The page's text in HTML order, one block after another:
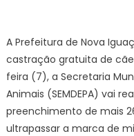
A Prefeitura de Nova
castração gratuita de
feira (7), a Secretaria
Animais (SEMDEPA) vai
preenchimento de mais
ultrapassar a marca de